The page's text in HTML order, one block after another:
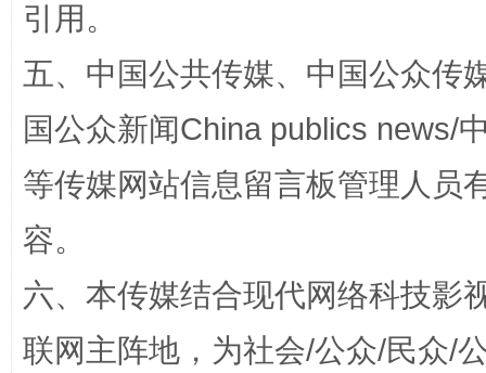
引用。
五、中国公共传媒、中国公众传
国公众新闻China publics news/
等传媒网站信息留言板管理人员
容。
六、本传媒结合现代网络科技影
联网主阵地，为社会/公众/民众/